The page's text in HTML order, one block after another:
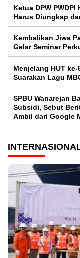
Ketua DPW
Harus Diungkap
Kembalikan Jiwa
Gelar Seminar
Menjelang HUT
Suarakan Lagu
SPBU Wanarejan
Subsidi, Sebut
Ambil dari Google